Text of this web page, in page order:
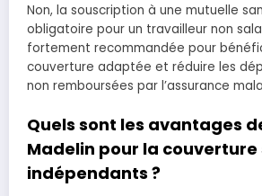
Non, la souscription à une mutuelle
obligatoire pour un travailleur non
fortement recommandée pour
couverture adaptée et réduire les
non remboursées par l’assurance
Quels sont les avantages
Madelin pour la couverture
indépendants ?